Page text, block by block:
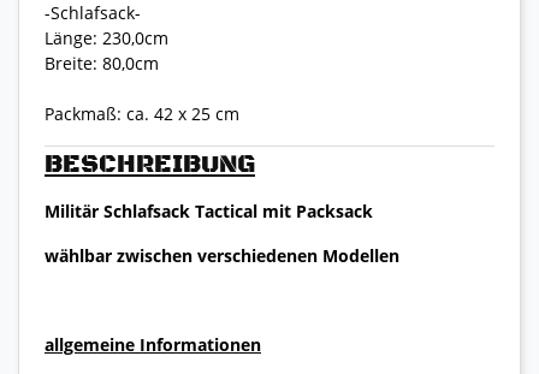
BESCHREIBUNG
Militär Schlafsack Tactical mit Packsack
wählbar zwischen verschiedenen Modellen
allgemeine Informationen
-Schlafsack-
Länge: 230,0cm
Breite: 80,0cm
Packmaß: ca. 42 x 25 cm